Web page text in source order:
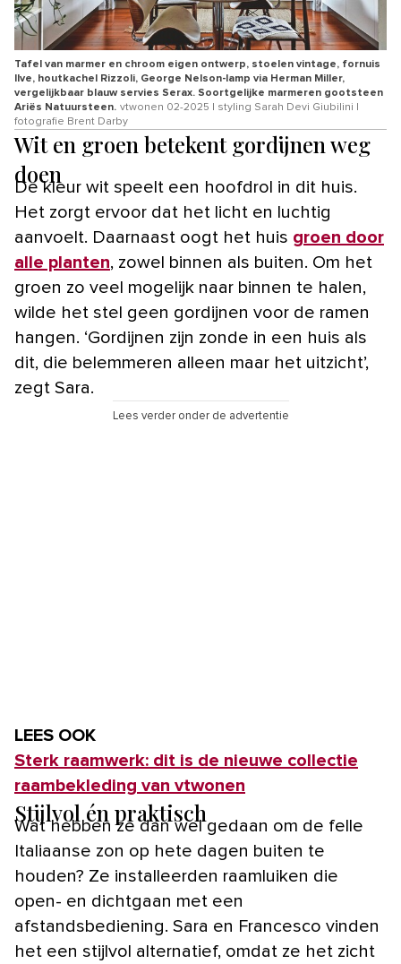
Tafel van marmer en chroom eigen ontwerp, stoelen vintage, fornuis
Ilve, houtkachel Rizzoli, George Nelson-lamp via Herman Miller,
vergelijkbaar blauw servies Serax. Soortgelijke marmeren gootsteen
Ariës Natuursteen. vtwonen 02-2025 | styling Sarah Devi Giubilini |
fotografie Brent Darby
Wit en groen betekent gordijnen weg
doen
De kleur wit speelt een hoofdrol in dit huis.
Het zorgt ervoor dat het licht en luchtig
aanvoelt. Daarnaast oogt het huis groen door
alle planten, zowel binnen als buiten. Om het
groen zo veel mogelijk naar binnen te halen,
wilde het stel geen gordijnen voor de ramen
hangen. ‘Gordijnen zijn zonde in een huis als
dit, die belemmeren alleen maar het uitzicht’,
zegt Sara.
Lees verder onder de advertentie
LEES OOK
Sterk raamwerk: dit is de nieuwe collectie
raambekleding van vtwonen
Stijlvol én praktisch
Wat hebben ze dan wel gedaan om de felle
Italiaanse zon op hete dagen buiten te
houden? Ze installeerden raamluiken die
open- en dichtgaan met een
afstandsbediening. Sara en Francesco vinden
het een stijlvol alternatief, omdat ze het zicht